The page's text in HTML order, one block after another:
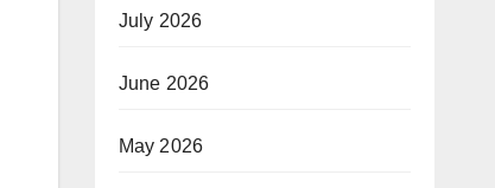
July 2026
June 2026
May 2026